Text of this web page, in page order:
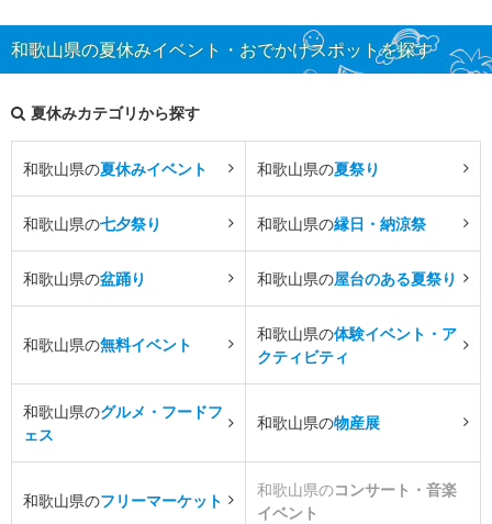
和歌山県の夏休みイベント・おでかけスポットを探す
夏休みカテゴリから探す
和歌山県の夏休みイベント 和歌山県の夏祭り
和歌山県の七夕祭り 和歌山県の縁日・納涼祭
和歌山県の盆踊り 和歌山県の屋台のある夏祭り
和歌山県の無料イベント
和歌山県の体験イベント・ア
クティビティ
和歌山県のグルメ・フードフ
ェス
和歌山県の物産展
和歌山県のフリーマーケット
和歌山県のコンサート・音楽
イベント